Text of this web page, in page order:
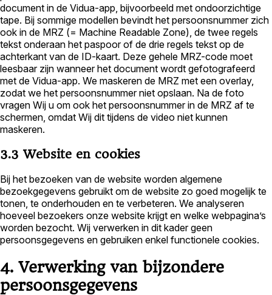
document in de Vidua-app, bijvoorbeeld met ondoorzichtige
tape. Bij sommige modellen bevindt het persoonsnummer zich
ook in de MRZ (= Machine Readable Zone), de twee regels
tekst onderaan het paspoor of de drie regels tekst op de
achterkant van de ID-kaart. Deze gehele MRZ-code moet
leesbaar zijn wanneer het document wordt gefotografeerd
met de Vidua-app. We maskeren de MRZ met een overlay,
zodat we het persoonsnummer niet opslaan. Na de foto
vragen Wij u om ook het persoonsnummer in de MRZ af te
schermen, omdat Wij dit tijdens de video niet kunnen
maskeren.
3.3 Website en cookies
Bij het bezoeken van de website worden algemene
bezoekgegevens gebruikt om de website zo goed mogelijk te
tonen, te onderhouden en te verbeteren. We analyseren
hoeveel bezoekers onze website krijgt en welke webpagina’s
worden bezocht. Wij verwerken in dit kader geen
persoonsgegevens en gebruiken enkel functionele cookies.
4. Verwerking van bijzondere
persoonsgegevens